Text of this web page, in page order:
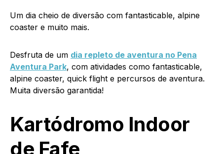
Um dia cheio de diversão com fantasticable, alpine
coaster e muito mais.
Desfruta de um dia repleto de aventura no Pena
Aventura Park, com atividades como fantasticable,
alpine coaster, quick flight e percursos de aventura.
Muita diversão garantida!
Kartódromo Indoor
de Fafe